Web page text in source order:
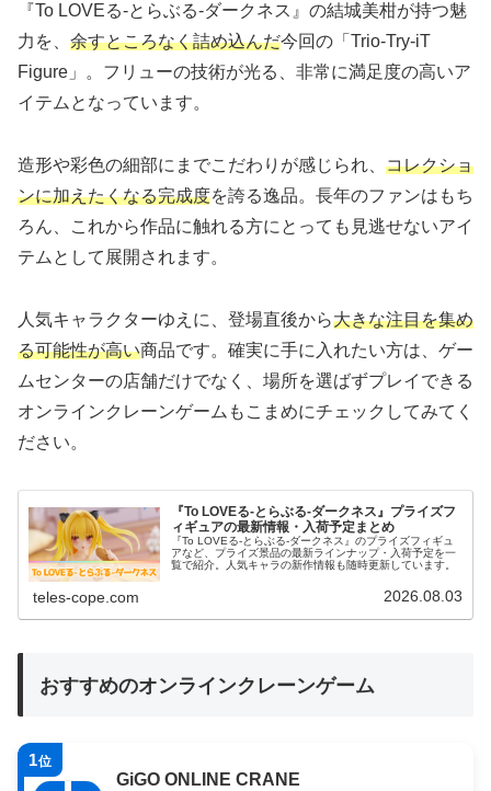
『To LOVEる-とらぶる-ダークネス』の結城美柑が持つ魅
力を、 余すところなく詰め込んだ今回の「Trio-Try-iT
Figure」。フリューの技術が光る、非常に満足度の高いア
イテムとなっています。
造形や彩色の細部にまでこだわりが感じられ、 コレクショ
ンに加えたくなる完成度を誇る逸品。長年のファンはもち
ろん、これから作品に触れる方にとっても見逃せないアイ
テムとして展開されます。
人気キャラクターゆえに、登場直後から大きな注目を集め
る可能性が高い商品です。確実に手に入れたい方は、ゲー
ムセンターの店舗だけでなく、場所を選ばずプレイできる
オンラインクレーンゲームもこまめにチェックしてみてく
ださい。
『To LOVEる-とらぶる-ダークネス』プライズフ
ィギュアの最新情報・入荷予定まとめ
『To LOVEる-とらぶる-ダークネス』のプライズフィギュ
アなど、プライズ景品の最新ラインナップ・入荷予定を一
覧で紹介。人気キャラの新作情報も随時更新しています。
teles-cope.com 2026.08.03
おすすめのオンラインクレーンゲーム
1位
GiGO ONLINE CRANE